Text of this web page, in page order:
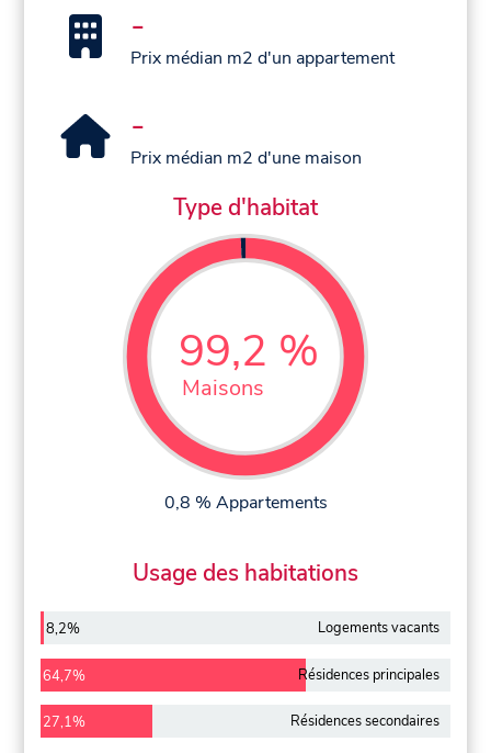
-
Prix médian m2 d'un appartement
-
Prix médian m2 d'une maison
Type d'habitat
99,2 %
Maisons
0,8 % Appartements
Usage des habitations
8,2% Logements vacants
64,7% Résidences principales
27,1% Résidences secondaires